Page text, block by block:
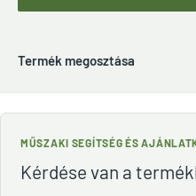
Termék megosztása
MŰSZAKI SEGÍTSÉG ÉS
Kérdése van a